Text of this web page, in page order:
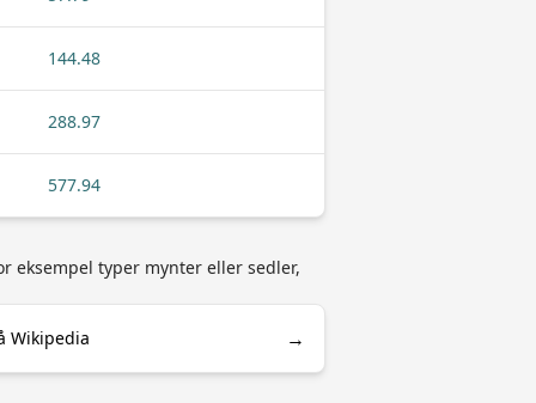
144.48
288.97
577.94
eksempel typer mynter eller sedler,
Wikipedia →